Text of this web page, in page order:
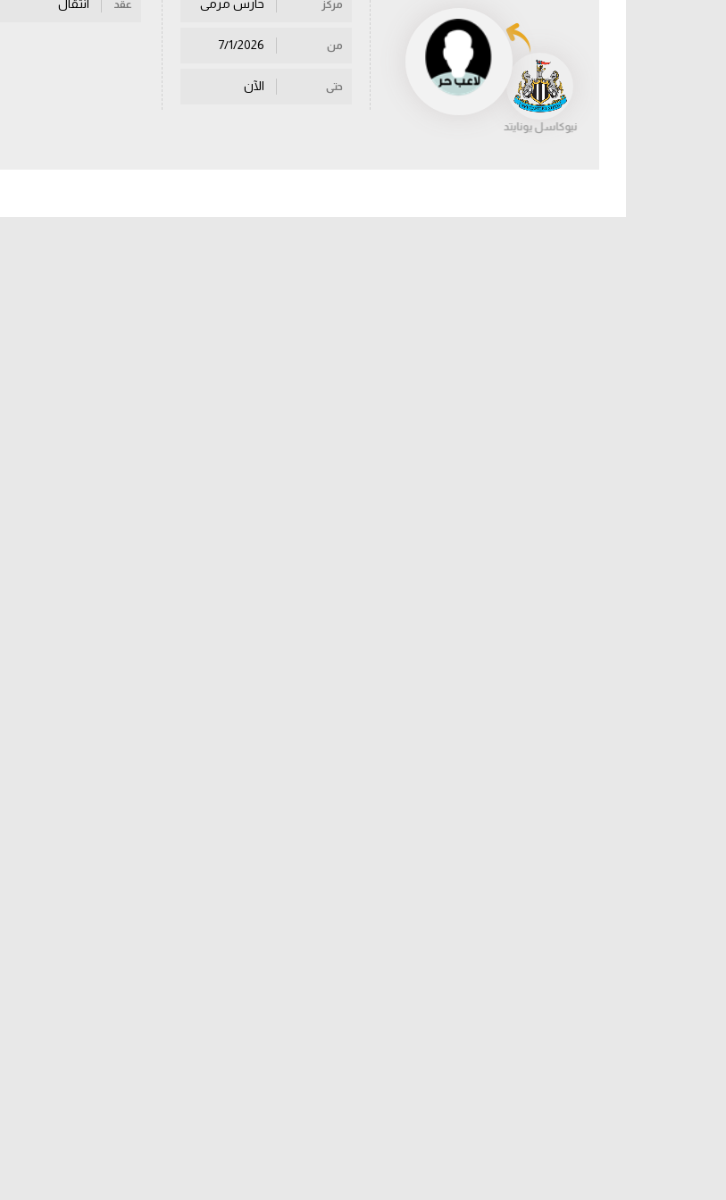
نيوكاسل يونايتد
مركز حارس مرمى
من
حتى الآن
عقد انتقال